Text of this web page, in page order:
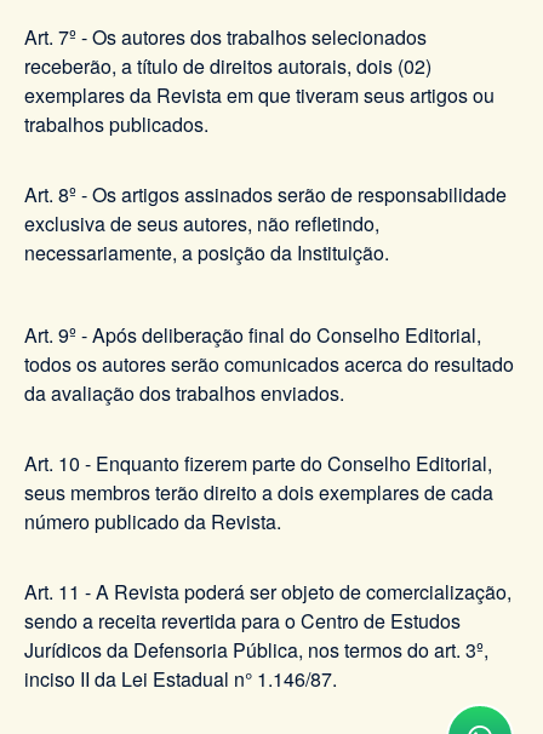
Art. 7º - Os autores dos trabalhos selecionados
receberão, a título de direitos autorais, dois (02)
exemplares da Revista em que tiveram seus artigos ou
trabalhos publicados.
Art. 8º - Os artigos assinados serão de responsabilidade
exclusiva de seus autores, não refletindo,
necessariamente, a posição da Instituição.
Art. 9º - Após deliberação final do Conselho Editorial,
todos os autores serão comunicados acerca do resultado
da avaliação dos trabalhos enviados.
Art. 10 - Enquanto fizerem parte do Conselho Editorial,
seus membros terão direito a dois exemplares de cada
número publicado da Revista.
Art. 11 - A Revista poderá ser objeto de comercialização,
sendo a receita revertida para o Centro de Estudos
Jurídicos da Defensoria Pública, nos termos do art. 3º,
inciso II da Lei Estadual n° 1.146/87.